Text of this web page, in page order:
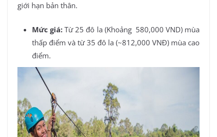
giới hạn bản thân.
Mức giá: Từ 25 đô la (Khoảng 580,000 VND) mùa
thấp điểm và từ 35 đô la (~812,000 VNĐ) mùa cao
điểm.